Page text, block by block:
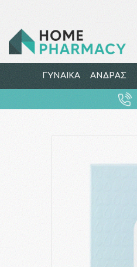
ΓΥΝΑΙΚΑ ΑΝΔΡΑΣ